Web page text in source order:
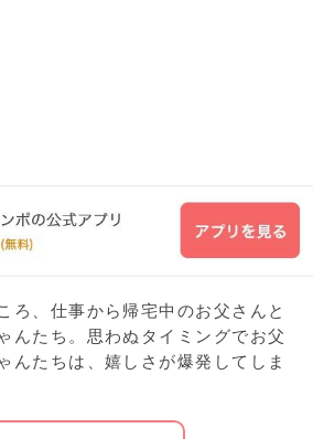
ろ、仕事から帰宅中のお父さんと
んたち。思わぬタイミングでお父
んたちは、嬉しさが爆発してしま